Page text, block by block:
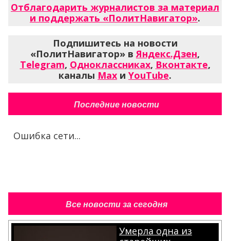
Отблагодарить журналистов за материал
и поддержать «ПолитНавигатор».
Подпишитесь на новости
«ПолитНавигатор» вЯндекс.Дзен,
Telegram, Одноклассниках, Вконтакте,
каналы Max и YouTube.
Последние новости
Ошибка сети...
Все новости за сегодня
Умерла одна из